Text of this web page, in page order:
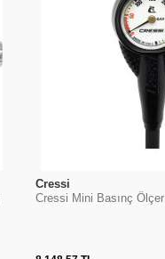
Cressi
Cressi Mini Basınç Ölçer